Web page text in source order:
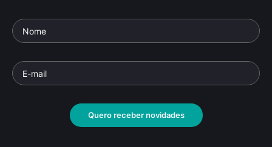
Quero receber novidades